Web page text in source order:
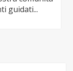
guidati...